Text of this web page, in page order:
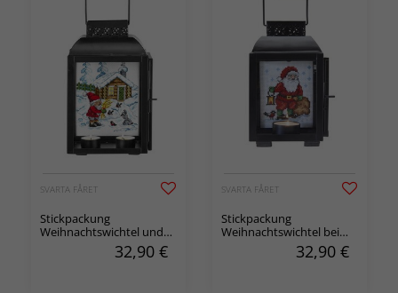
SVARTA FÅRET
Stickpackung
Weihnachtswichtel und
Hütte, für Kerzenhalter
32,90 €
SVARTA FÅRET
Stickpackung
Weihnachtswichtel bei
der Arbeit 2-er Pack, für
32,90 €